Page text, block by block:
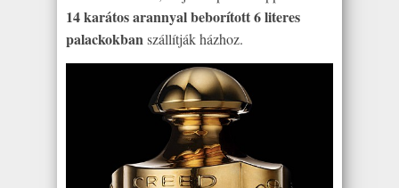
14 karátos arannyal beborított 6 literes
palackokbanszállítják házhoz.